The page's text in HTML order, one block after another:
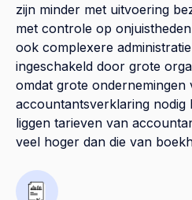
zijn minder met uitvoering
met controle op
ook complexere
ingeschakeld door grote
omdat grote ondernemingen
accountantsverklaring nodig
liggen tarieven van
veel hoger dan die van